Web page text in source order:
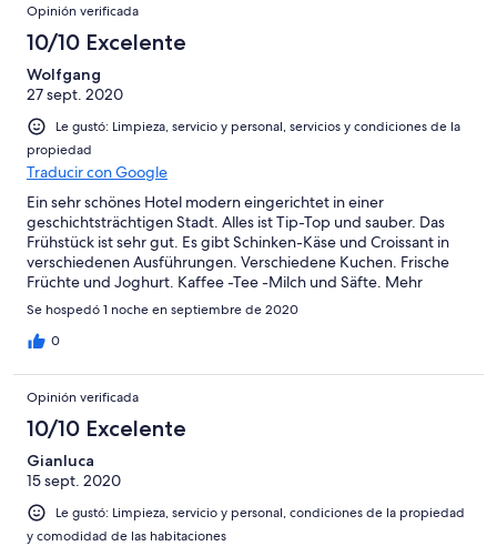
Opinión verificada
10/10 Excelente
Wolfgang
27 sept. 2020
Le gustó: Limpieza, servicio y personal, servicios y condiciones de la
propiedad
Traducir con Google
Ein sehr schönes Hotel modern eingerichtet in einer
geschichtsträchtigen Stadt. Alles ist Tip-Top und sauber. Das
Frühstück ist sehr gut. Es gibt Schinken-Käse und Croissant in
verschiedenen Ausführungen. Verschiedene Kuchen. Frische
Früchte und Joghurt. Kaffee -Tee -Milch und Säfte. Mehr
braucht man wirklich nicht. Personal war an der Rezeption und
beim Frühstück Freundlich und aufmerksam. Wir waren vollends
zufrieden.
Se hospedó 1 noche en septiembre de 2020
0
Opinión verificada
10/10 Excelente
Gianluca
15 sept. 2020
Le gustó: Limpieza, servicio y personal, condiciones de la propiedad
y comodidad de las habitaciones